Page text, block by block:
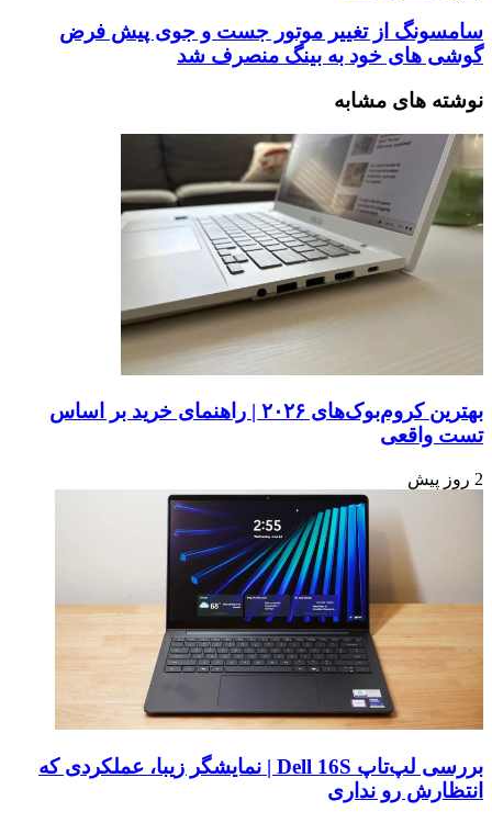
سامسونگ از تغییر موتور جست و جوی پیش فرض
گوشی های خود به بینگ منصرف شد
نوشته های مشابه
بهترین کروم‌بوک‌های ۲۰۲۶ | راهنمای خرید بر اساس
تست واقعی
2 روز پیش
بررسی لپ‌تاپ Dell 16S | نمایشگر زیبا، عملکردی که
انتظارش رو نداری